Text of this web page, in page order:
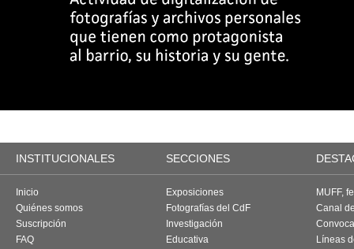
INSTITUCIONALES SECCIONES
Inicio
Quiénes somos
Suscripción
FAQ
Exposiciones
Fotografías del CdF
Investigación
Educativa
MUFF,
Canal
Líneas